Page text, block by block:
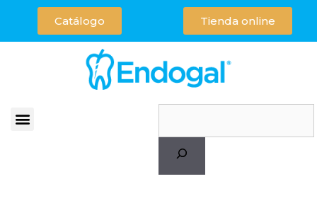
Catálogo Tienda online